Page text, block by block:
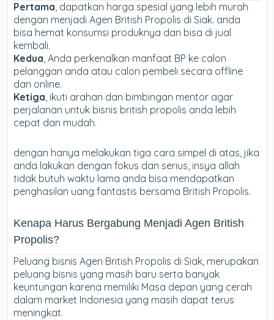
Pertama, dapatkan harga spesial yang lebih murah
dengan menjadi Agen British Propolis di Siak. anda
bisa hemat konsumsi produknya dan bisa di jual
kembali.
Kedua, Anda perkenalkan manfaat BP ke calon
pelanggan anda atau calon pembeli secara offline
dan online.
Ketiga, ikuti arahan dan bimbingan mentor agar
perjalanan untuk bisnis british propolis anda lebih
cepat dan mudah.
dengan hanya melakukan tiga cara simpel di atas, jika
anda lakukan dengan fokus dan serius, insya allah
tidak butuh waktu lama anda bisa mendapatkan
penghasilan uang fantastis bersama British Propolis.
Kenapa Harus Bergabung Menjadi Agen British
Propolis?
Peluang bisnis Agen British Propolis di Siak, merupakan
peluang bisnis yang masih baru serta banyak
keuntungan karena memiliki Masa depan yang cerah
dalam market Indonesia yang masih dapat terus
meningkat.